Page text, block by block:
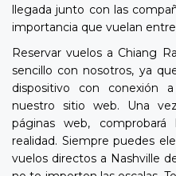
llegada junto con las
importancia que vuelan
Reservar vuelos a Chiang
sencillo con nosotros, ya
dispositivo con conexión
nuestro sitio web. Una
páginas web,
realidad. Siempre puedes
vuelos directos a Nashville